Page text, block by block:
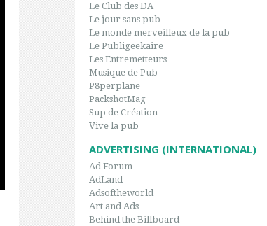
Le Club des DA
Le jour sans pub
Le monde merveilleux de la pub
Le Publigeekaire
Les Entremetteurs
Musique de Pub
P8perplane
PackshotMag
Sup de Création
Vive la pub
ADVERTISING (INTERNATIONAL)
Ad Forum
AdLand
Adsoftheworld
Art and Ads
Behind the Billboard